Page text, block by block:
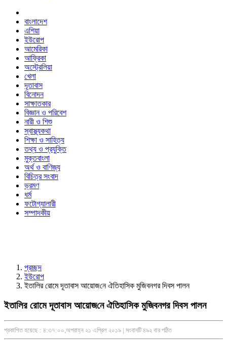
বাংলাদেশ
এশিয়া
ইউরোপ
আমেরিকা
আফ্রিকা
অস্ট্রেলিয়া
খেলা
দূতাবাস
বিনোদন
সাক্ষাতকার
বিজ্ঞান ও পরিবেশ
নারী ও শিশু
স্বাস্থ্যকথা
শিক্ষা ও সাহিত্য
তথ্য ও প্রযুক্তি
মুক্তবাংলা
অর্থ ও বাণিজ্য
বিচিত্র সংবাদ
ভ্রমণ
ধর্ম
ফটোগ্যালারী
সম্পাদকীয়
প্রচ্ছদ
ইউরোপ
ইতা‌লির রোমে দূতাবাস আয়োজ‌নে ঐতিহাসিক মুজিবনগর দিবস পালন
ইতা‌লির রোমে দূতাবাস আয়োজ‌নে ঐতিহাসিক মুজিবনগর দিবস পালন
প্রকাশিত হয়েছে : ৪:৩৭:০০,অপরাহ্ন ২১ এপ্রিল ২০১৯ | সংবাদটি ৪৯২ বার পঠিত